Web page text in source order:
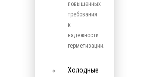
повышенных
требования
к
надежности
герметизации.
Холодные